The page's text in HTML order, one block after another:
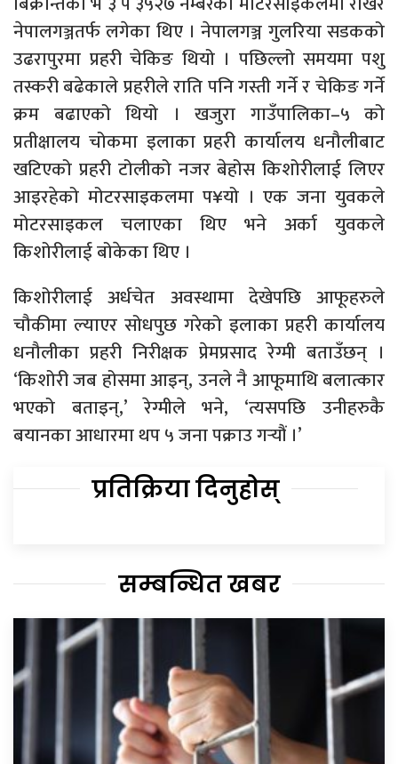
नेपालगञ्जतर्फ लगेका थिए । नेपालगञ्ज गुलरिया सडकको
उढरापुरमा प्रहरी चेकिङ थियो । पछिल्लो समयमा पशु
तस्करी बढेकाले प्रहरीले राति पनि गस्ती गर्ने र चेकिङ गर्ने
क्रम बढाएको थियो । खजुरा गाउँपालिका–५ को
प्रतीक्षालय चोकमा इलाका प्रहरी कार्यालय धनौलीबाट
खटिएको प्रहरी टोलीको नजर बेहोस किशोरीलाई लिएर
आइरहेको मोटरसाइकलमा प¥यो । एक जना युवकले
मोटरसाइकल चलाएका थिए भने अर्का युवकले
किशोरीलाई बोकेका थिए ।
किशोरीलाई अर्धचेत अवस्थामा देखेपछि आफूहरुले
चौकीमा ल्याएर सोधपुछ गरेको इलाका प्रहरी कार्यालय
धनौलीका प्रहरी निरीक्षक प्रेमप्रसाद रेग्मी बताउँछन् ।
‘किशोरी जब होसमा आइन्, उनले नै आफूमाथि बलात्कार
भएको बताइन्,’ रेग्मीले भने, ‘त्यसपछि उनीहरुकै
बयानका आधारमा थप ५ जना पक्राउ गर्‍यौं ।’
प्रतिक्रिया दिनुहोस्
सम्बन्धित खबर